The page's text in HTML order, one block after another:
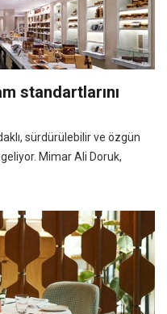
standartlarını
sürdürülebilir ve özgün
Mimar Ali Doruk,